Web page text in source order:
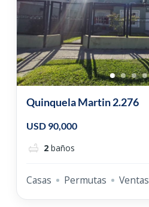
Quinquela Martin 2.276
USD 90,000
2 baños
Casas Permutas Ventas